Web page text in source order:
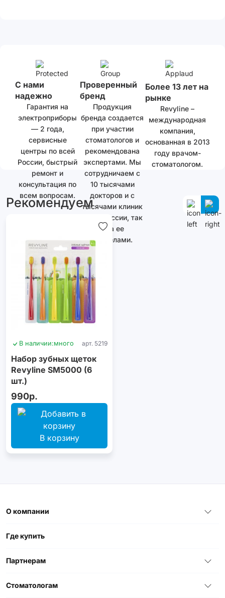
С нами
надежно
Гарантия на
электроприборы
— 2 года,
сервисные
центры по всей
России, быстрый
ремонт и
консультация по
всем вопросам.
Проверенный
бренд
Продукция
бренда создается
при участии
стоматологов и
рекомендована
экспертами. Мы
сотрудничаем с
10 тысячами
докторов и с
тысячами клиник
как в России, так
и за ее
пределами.
Более 13 лет на
рынке
Revyline –
международная
компания,
основанная в 2013
году врачом-
стоматологом.
Рекомендуем
В наличии:много арт. 5219
Набор зубных щеток
Revyline SM5000 (6
шт.)
990р.
В корзину
О компании
Где купить
Партнерам
Стоматологам